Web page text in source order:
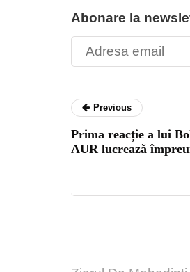
Abonare la
Previous
Prima reacție a lui
AUR lucrează